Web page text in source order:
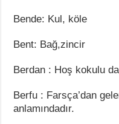
Bende: Kul, köle
Bent: Bağ,zincir
Berdan : Hoş kokulu
Berfu : Farsça’dan
anlamındadır.